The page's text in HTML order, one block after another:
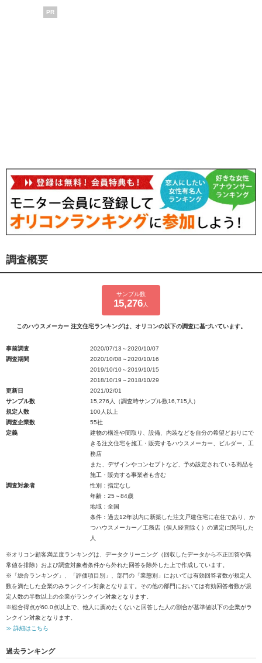
PR
調査概要
サンプル数
15,276 人
このハウスメーカー 注文住宅ランキングは、オリコンの以下の調査に基づいています。
事前調査
2020/07/13～2020/10/07
調査期間
2020/10/08～2020/10/16
2019/10/10～2019/10/15
2018/10/19～2018/10/29
更新日
2021/02/01
サンプル数
15,276人（調査時サンプル数16,715人）
規定人数
100人以上
調査企業数
55社
定義
建物の構造や間取り、設備、内装などを自分の希望どおりにで
きる注文住宅を施工・販売するハウスメーカー、ビルダー、工
務店
また、デザインやコンセプトなど、予め設定されている商品を
施工・販売する事業者も含む
調査対象者
性別：指定なし
年齢：25～84歳
地域：全国
条件：過去12年以内に新築した注文戸建住宅に在住であり、か
つハウスメーカー／工務店（個人経営除く）の選定に関与した
人
※オリコン顧客満足度ランキングは、データクリーニング（回収したデータから不正回答や異
常値を排除）および調査対象者条件から外れた回答を除外した上で作成しています。
※「総合ランキング」、「評価項目別」、部門の「業態別」においては有効回答者数が規定人
数を満たした企業のみランクイン対象となります。その他の部門においては有効回答者数が規
定人数の半数以上の企業がランクイン対象となります。
※総合得点が60.0点以上で、他人に薦めたくないと回答した人の割合が基準値以下の企業がラ
ンクイン対象となります。
≫ 詳細はこちら
過去ランキング